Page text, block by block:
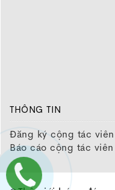
THÔNG TIN
Đăng ký cộng tác viên
Báo cáo cộng tác viên